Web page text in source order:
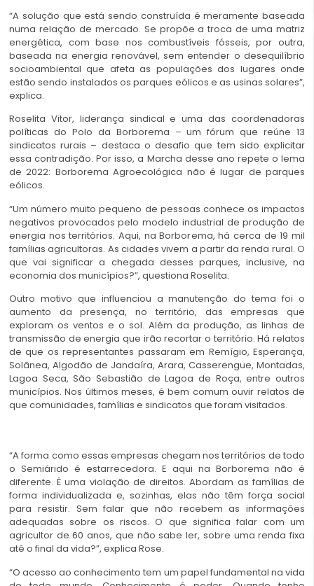
“A solução que está sendo construída é meramente baseada
numa relação de mercado. Se propõe a troca de uma matriz
energética, com base nos combustíveis fósseis, por outra,
baseada na energia renovável, sem entender o desequilíbrio
socioambiental que afeta as populações dos lugares onde
estão sendo instalados os parques eólicos e as usinas solares”,
explica.
Roselita Vitor, liderança sindical e uma das coordenadoras
políticas do Polo da Borborema – um fórum que reúne 13
sindicatos rurais – destaca o desafio que tem sido explicitar
essa contradição. Por isso, a Marcha desse ano repete o lema
de 2022: Borborema Agroecológica não é lugar de parques
eólicos.
“Um número muito pequeno de pessoas conhece os impactos
negativos provocados pelo modelo industrial de produção de
energia nos territórios. Aqui, na Borborema, há cerca de 19 mil
famílias agricultoras. As cidades vivem a partir da renda rural. O
que vai significar a chegada desses parques, inclusive, na
economia dos municípios?”, questiona Roselita.
Outro motivo que influenciou a manutenção do tema foi o
aumento da presença, no território, das empresas que
exploram os ventos e o sol. Além da produção, as linhas de
transmissão de energia que irão recortar o território. Há relatos
de que os representantes passaram em Remígio, Esperança,
Solânea, Algodão de Jandaíra, Arara, Casserengue, Montadas,
Lagoa Seca, São Sebastião de Lagoa de Roça, entre outros
municípios. Nos últimos meses, é bem comum ouvir relatos de
que comunidades, famílias e sindicatos que foram visitados.
“A forma como essas empresas chegam nos territórios de todo
o Semiárido é estarrecedora. E aqui na Borborema não é
diferente. É uma violação de direitos. Abordam as famílias de
forma individualizada e, sozinhas, elas não têm força social
para resistir. Sem falar que não recebem as informações
adequadas sobre os riscos. O que significa falar com um
agricultor de 60 anos, que não sabe ler, sobre uma renda fixa
até o final da vida?”, explica Rose.
“O acesso ao conhecimento tem um papel fundamental na vida